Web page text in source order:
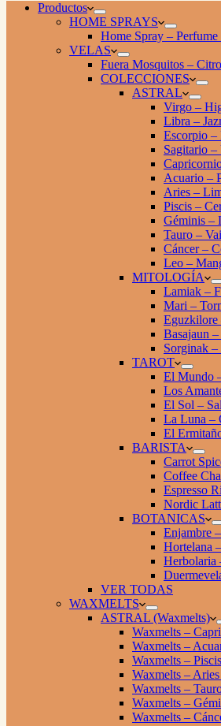
Productos
HOME SPRAYS
Home Spray – Perfume
VELAS
Fuera Mosquitos –
COLECCIONES
ASTRAL
Virgo –
Libra –
Escorpio –
Sagitario
Acuario –
Aries –
Piscis –
Géminis –
Tauro –
Cáncer –
Leo –
MITOLOGÍA
Lamiak –
Mari –
Eguzkilore
Basajaun
Sorginak
TAROT
El Mundo
Los
El Sol –
La Luna –
El
BARISTA
Carrot
Coffee
Espresso
Nordic
BOTANICAS
Enjambre
Hortelana
Herbolaria
VER TODAS
WAXMELTS
ASTRAL (Waxmelts)
Waxmelts –
Waxmelts –
Waxmelts –
Waxmelts –
Waxmelts –
Waxmelts –
Waxmelts –